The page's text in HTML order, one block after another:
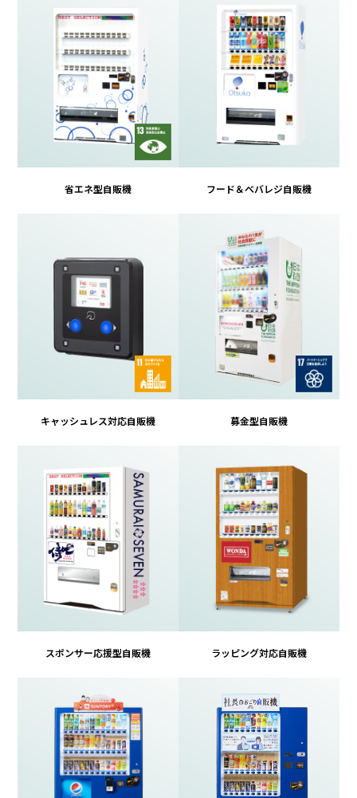
省エネ型自販機 フード＆ベバレジ自販機
キャッシュレス対応自販機 募金型自販機
スポンサー応援型自販機 ラッピング対応自販機